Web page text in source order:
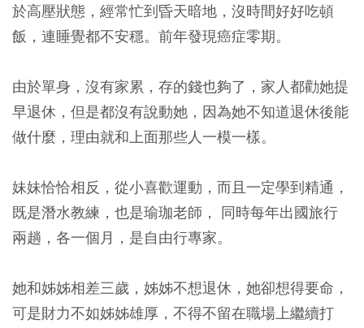
於高壓狀態，經常忙到昏天暗地，沒時間好好吃頓
飯，連睡覺都不安穩。前年發現癌症零期。
由於單身，沒有家累，存的錢也夠了，家人都勸她提
早退休，但是都沒有說動她，因為她不知道退休後能
做什麼，理由就和上面那些人一模一樣。
妹妹恰恰相反，從小喜歡運動，而且一定學到精通，
既是潛水教練，也是瑜珈老師， 同時每年出國旅行
兩趟，各一個月，是自由行專家。
她和姊姊相差三歲，姊姊不想退休，她卻想得要命，
可是財力不如姊姊雄厚，不得不留在職場上繼續打